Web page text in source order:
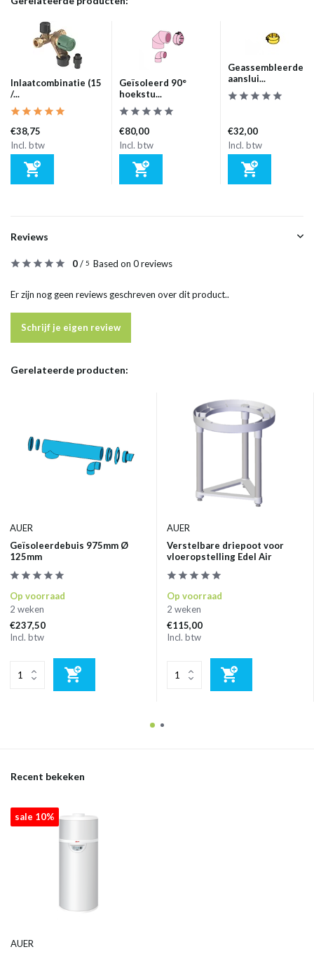
Inlaatcombinatie (15
/...
€38,75
Incl. btw
Geïsoleerd 90°
hoekstu...
€80,00
Incl. btw
Geassembleerde
aanslui...
€32,00
Incl. btw
Reviews
0/ 5 Based on 0 reviews
Er zijn nog geen reviews geschreven over dit product..
Schrijf je eigen review
Gerelateerde producten:
AUER
Geïsoleerdebuis 975mm Ø
125mm
Op voorraad
2 weken
€237,50
Incl. btw
AUER
Verstelbare driepoot voor
vloeropstelling Edel Air
Op voorraad
2 weken
€115,00
Incl. btw
Recent bekeken
sale 10%
AUER